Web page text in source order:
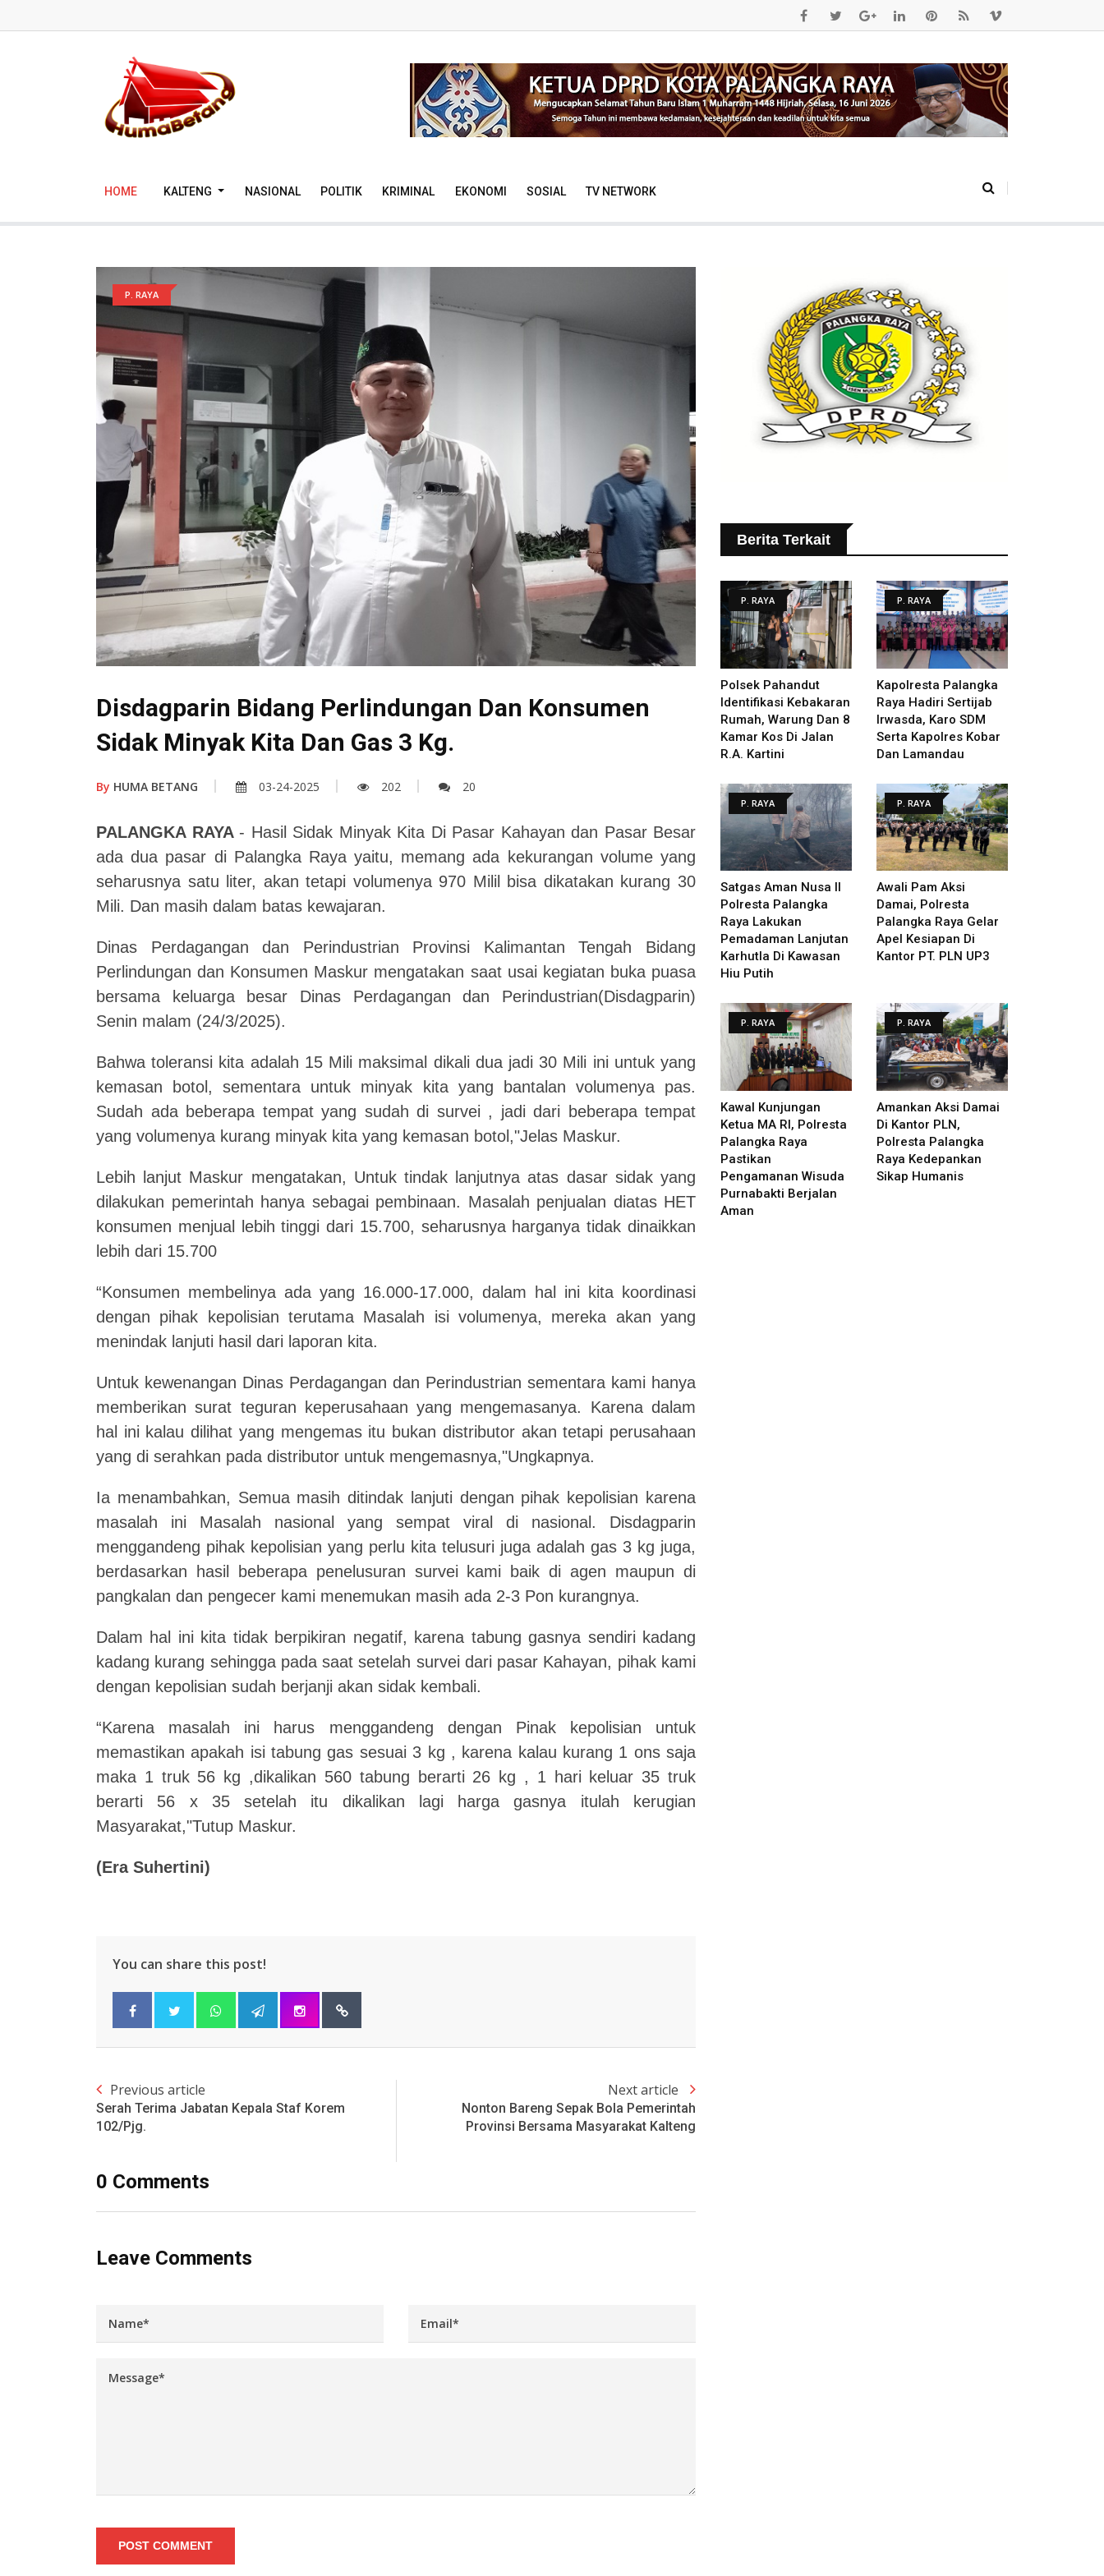
HOME KALTENG NASIONAL POLITIK KRIMINAL EKONOMI SOSIAL TV NETWORK
P. RAYA
Disdagparin Bidang Perlindungan Dan Konsumen
Sidak Minyak Kita Dan Gas 3 Kg.
By HUMA BETANG 03-24-2025 202 20
PALANGKA RAYA - Hasil Sidak Minyak Kita Di Pasar Kahayan dan Pasar Besar
ada dua pasar di Palangka Raya yaitu, memang ada kekurangan volume yang
seharusnya satu liter, akan tetapi volumenya 970 Milil bisa dikatakan kurang 30
Mili. Dan masih dalam batas kewajaran.
Dinas Perdagangan dan Perindustrian Provinsi Kalimantan Tengah Bidang
Perlindungan dan Konsumen Maskur mengatakan saat usai kegiatan buka puasa
bersama keluarga besar Dinas Perdagangan dan Perindustrian(Disdagparin)
Senin malam (24/3/2025).
Bahwa toleransi kita adalah 15 Mili maksimal dikali dua jadi 30 Mili ini untuk yang
kemasan botol, sementara untuk minyak kita yang bantalan volumenya pas.
Sudah ada beberapa tempat yang sudah di survei , jadi dari beberapa tempat
yang volumenya kurang minyak kita yang kemasan botol,"Jelas Maskur.
Lebih lanjut Maskur mengatakan, Untuk tindak lanjutnya atas dasar sidak yang
dilakukan pemerintah hanya sebagai pembinaan. Masalah penjualan diatas HET
konsumen menjual lebih tinggi dari 15.700, seharusnya harganya tidak dinaikkan
lebih dari 15.700
“Konsumen membelinya ada yang 16.000-17.000, dalam hal ini kita koordinasi
dengan pihak kepolisian terutama Masalah isi volumenya, mereka akan yang
menindak lanjuti hasil dari laporan kita.
Untuk kewenangan Dinas Perdagangan dan Perindustrian sementara kami hanya
memberikan surat teguran keperusahaan yang mengemasanya. Karena dalam
hal ini kalau dilihat yang mengemas itu bukan distributor akan tetapi perusahaan
yang di serahkan pada distributor untuk mengemasnya,"Ungkapnya.
Ia menambahkan, Semua masih ditindak lanjuti dengan pihak kepolisian karena
masalah ini Masalah nasional yang sempat viral di nasional. Disdagparin
menggandeng pihak kepolisian yang perlu kita telusuri juga adalah gas 3 kg juga,
berdasarkan hasil beberapa penelusuran survei kami baik di agen maupun di
pangkalan dan pengecer kami menemukan masih ada 2-3 Pon kurangnya.
Dalam hal ini kita tidak berpikiran negatif, karena tabung gasnya sendiri kadang
kadang kurang sehingga pada saat setelah survei dari pasar Kahayan, pihak kami
dengan kepolisian sudah berjanji akan sidak kembali.
“Karena masalah ini harus menggandeng dengan Pinak kepolisian untuk
memastikan apakah isi tabung gas sesuai 3 kg , karena kalau kurang 1 ons saja
maka 1 truk 56 kg ,dikalikan 560 tabung berarti 26 kg , 1 hari keluar 35 truk
berarti 56 x 35 setelah itu dikalikan lagi harga gasnya itulah kerugian
Masyarakat,"Tutup Maskur.
(Era Suhertini)
You can share this post!
Previous article
Serah Terima Jabatan Kepala Staf Korem
102/Pjg.
Next article
Nonton Bareng Sepak Bola Pemerintah
Provinsi Bersama Masyarakat Kalteng
0 Comments
Leave Comments
POST COMMENT
Berita Terkait
P. RAYA
Polsek Pahandut
Identifikasi Kebakaran
Rumah, Warung Dan 8
Kamar Kos Di Jalan
R.A. Kartini
P. RAYA
Kapolresta Palangka
Raya Hadiri Sertijab
Irwasda, Karo SDM
Serta Kapolres Kobar
Dan Lamandau
P. RAYA
Satgas Aman Nusa II
Polresta Palangka
Raya Lakukan
Pemadaman Lanjutan
Karhutla Di Kawasan
Hiu Putih
P. RAYA
Awali Pam Aksi
Damai, Polresta
Palangka Raya Gelar
Apel Kesiapan Di
Kantor PT. PLN UP3
P. RAYA
Kawal Kunjungan
Ketua MA RI, Polresta
Palangka Raya
Pastikan
Pengamanan Wisuda
Purnabakti Berjalan
Aman
P. RAYA
Amankan Aksi Damai
Di Kantor PLN,
Polresta Palangka
Raya Kedepankan
Sikap Humanis